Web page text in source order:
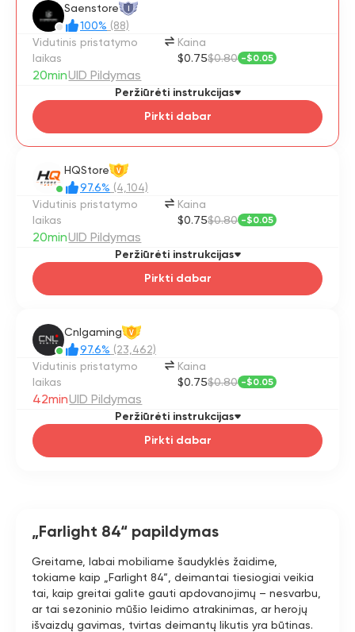
Saenstore I
100% (88)
Vidutinis pristatymo
laikas
20minUID Pildymas
Kaina
$0.75$0.80 -$0.05
Pirkti dabar
Peržiūrėti instrukcijas
HQStore V
97.6% (4,104)
Vidutinis pristatymo
laikas
20minUID Pildymas
Kaina
$0.75$0.80 -$0.05
Pirkti dabar
Peržiūrėti instrukcijas
Cnlgaming V
97.6% (23,462)
Vidutinis pristatymo
laikas
42minUID Pildymas
Kaina
$0.75$0.80 -$0.05
Pirkti dabar
Peržiūrėti instrukcijas
„Farlight 84“ papildymas
Greitame, labai mobiliame šaudyklės žaidime,
tokiame kaip „Farlight 84“, deimantai tiesiogiai veikia
tai, kaip greitai galite gauti apdovanojimų – nesvarbu,
ar tai sezoninio mūšio leidimo atrakinimas, ar herojų
išvaizdų gavimas, tvirtas deimantų likutis yra būtinas.